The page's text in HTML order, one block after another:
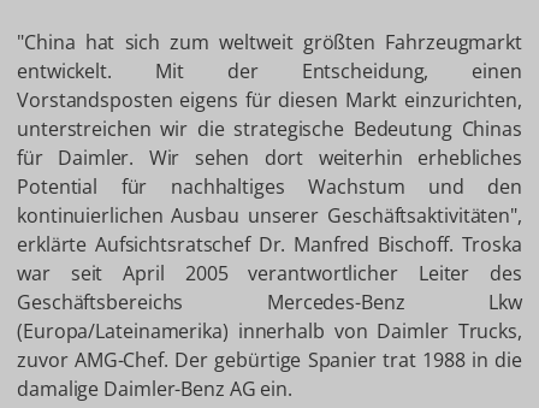
"China hat sich zum weltweit größten Fahrzeugmarkt
entwickelt. Mit der Entscheidung, einen
Vorstandsposten eigens für diesen Markt einzurichten,
unterstreichen wir die strategische Bedeutung Chinas
für Daimler. Wir sehen dort weiterhin erhebliches
Potential für nachhaltiges Wachstum und den
kontinuierlichen Ausbau unserer Geschäftsaktivitäten",
erklärte Aufsichtsratschef Dr. Manfred Bischoff. Troska
war seit April 2005 verantwortlicher Leiter des
Geschäftsbereichs Mercedes-Benz Lkw
(Europa/Lateinamerika) innerhalb von Daimler Trucks,
zuvor AMG-Chef. Der gebürtige Spanier trat 1988 in die
damalige Daimler-Benz AG ein.